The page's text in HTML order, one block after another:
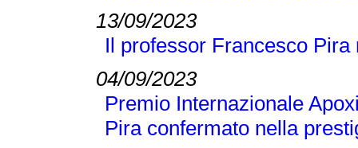
13/09/2023
Il professor Francesco
04/09/2023
Premio Internazionale
Pira confermato nella